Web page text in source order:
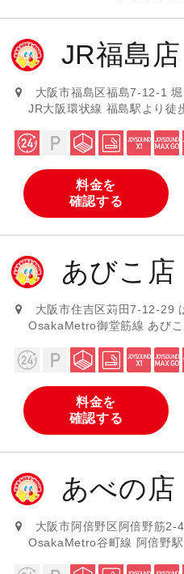
大部屋あり
設置カ
JOYSOUND X1（最新導入機種）
JOYSOUND MAX2（曲数豊富・高
音質）
LIVE DAM WAO!
LIVE DAM Ai
JR福島店
大阪市福島区福島7-12-1
JR大阪環状線 福島駅より徒
料金を
確認する
あびこ店
大阪市住吉区苅田7-12-29
OsakaMetro御堂筋線 あび
料金を
確認する
あべの店
大阪市阿倍野区阿倍野筋2-
OsakaMetro谷町線 阿倍野